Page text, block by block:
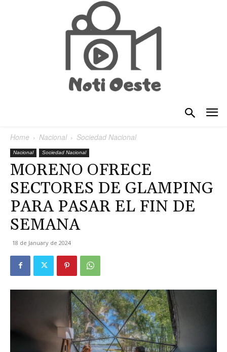
Home Nacional Sociedad Nacional
Nacional Sociedad Nacional
MORENO OFRECE
SECTORES DE GLAMPING
PARA PASAR EL FIN DE
SEMANA
18 de January de 2024